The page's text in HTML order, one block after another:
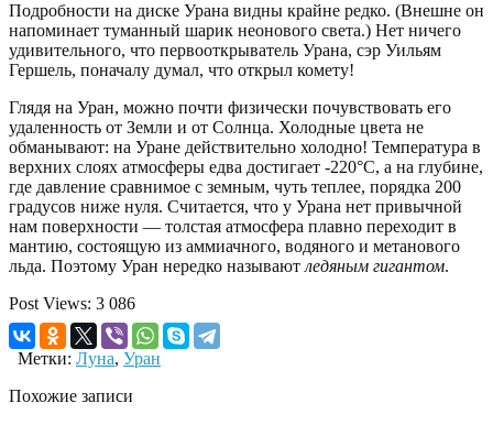
Подробности на диске Урана видны крайне редко. (Внешне он
напоминает туманный шарик неонового света.) Нет ничего
удивительного, что первооткрыватель Урана, сэр Уильям
Гершель, поначалу думал, что открыл комету!
Глядя на Уран, можно почти физически почувствовать его
удаленность от Земли и от Солнца. Холодные цвета не
обманывают: на Уране действительно холодно! Температура в
верхних слоях атмосферы едва достигает -220°С, а на глубине,
где давление сравнимое с земным, чуть теплее, порядка 200
градусов ниже нуля. Считается, что у Урана нет привычной
нам поверхности — толстая атмосфера плавно переходит в
мантию, состоящую из аммиачного, водяного и метанового
льда. Поэтому Уран нередко называют ледяным гигантом.
Post Views: 3 086
Метки: Луна, Уран
Похожие записи